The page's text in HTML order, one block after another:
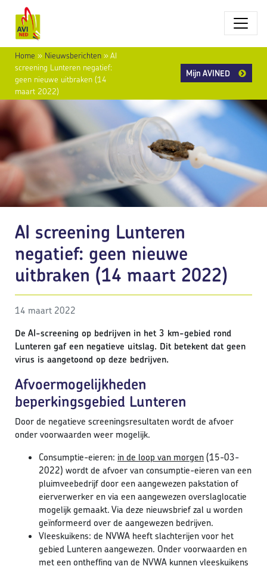
Home » Nieuwsberichten »AI
screening Lunteren negatief:
geen nieuwe uitbraken (14
maart 2022)
Mijn AVINED
AI screening Lunteren
negatief: geen nieuwe
uitbraken (14 maart 2022)
14 maart 2022
De AI-screening op bedrijven in het 3 km-gebied rond
Lunteren gaf een negatieve uitslag. Dit betekent dat geen
virus is aangetoond op deze bedrijven.
Afvoermogelijkheden
beperkingsgebied Lunteren
Door de negatieve screeningsresultaten wordt de afvoer
onder voorwaarden weer mogelijk.
Consumptie-eieren: in de loop van morgen(15-03-
2022) wordt de afvoer van consumptie-eieren van een
pluimveebedrijf door een aangewezen pakstation of
eierverwerker en via een aangewezen overslaglocatie
mogelijk gemaakt. Via deze nieuwsbrief zal u worden
geïnformeerd over de aangewezen bedrijven.
Vleeskuikens: de NVWA heeft slachterijen voor het
gebied Lunteren aangewezen. Onder voorwaarden en
met een ontheffing van de NVWA kunnen vleeskuikens